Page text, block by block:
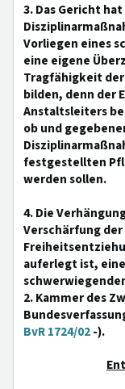
3. Das Gericht
Vorliegen eines
eine eigene
Tragfähigkeit
bilden, denn der
Anstaltsleiters
ob und
festgestellten
werden sollen.
4. Die
Verschärfung
auferlegt ist,
2. Kammer des
BvR 1724/02-).